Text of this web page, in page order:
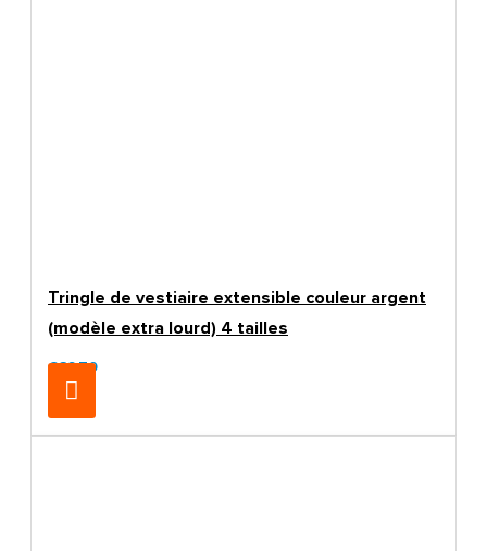
Tringle de vestiaire extensible couleur argent
(modèle extra lourd) 4 tailles
€32.70